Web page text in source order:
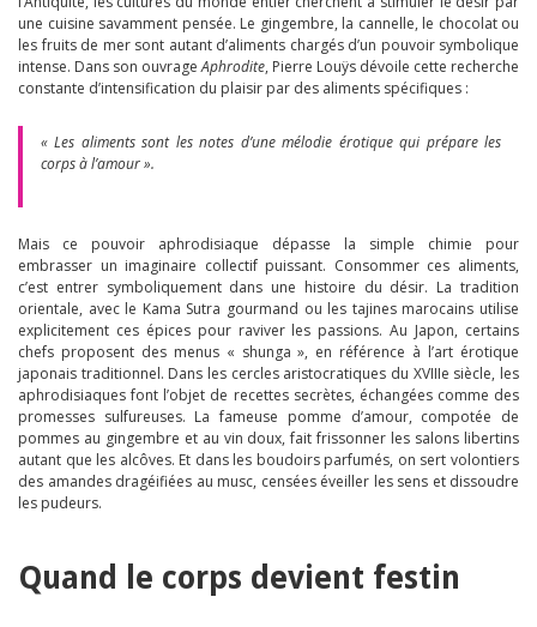
une cuisine savamment pensée. Le gingembre, la cannelle, le chocolat ou
les fruits de mer sont autant d’aliments chargés d’un pouvoir symbolique
intense. Dans son ouvrageAphrodite, Pierre Louÿs dévoile cette recherche
constante d’intensification du plaisir par des aliments spécifiques :
« Les aliments sont les notes d’une mélodie érotique qui prépare les
corps à l’amour ».
Mais ce pouvoir aphrodisiaque dépasse la simple chimie pour
embrasser un imaginaire collectif puissant. Consommer ces aliments,
c’est entrer symboliquement dans une histoire du désir. La tradition
orientale, avec le Kama Sutra gourmand ou les tajines marocains utilise
explicitement ces épices pour raviver les passions. Au Japon, certains
chefs proposent des menus « shunga », en référence à l’art érotique
japonais traditionnel. Dans les cercles aristocratiques du XVIIIe siècle, les
aphrodisiaques font l’objet de recettes secrètes, échangées comme des
promesses sulfureuses. La fameuse pomme d’amour, compotée de
pommes au gingembre et au vin doux, fait frissonner les salons libertins
autant que les alcôves. Et dans les boudoirs parfumés, on sert volontiers
des amandes dragéifiées au musc, censées éveiller les sens et dissoudre
les pudeurs.
Quand le corps devient festin